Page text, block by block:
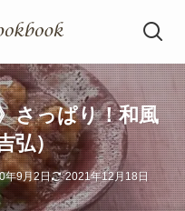
さっぱり！和風
弘）
年9月2日 2021年12月18日